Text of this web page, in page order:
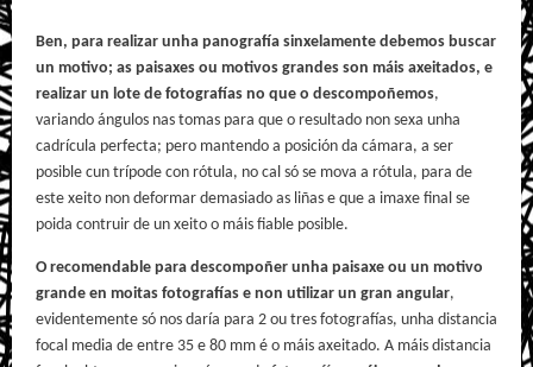
Ben, para realizar unha panografía sinxelamente debemos buscar
un motivo; as paisaxes ou motivos grandes son máis axeitados, e
realizar un lote de fotografías no que o descompoñemos,
variando ángulos nas tomas para que o resultado non sexa unha
cadrícula perfecta; pero mantendo a posición da cámara, a ser
posible cun trípode con rótula, no cal só se mova a rótula, para de
este xeito non deformar demasiado as liñas e que a imaxe final se
poida contruir de un xeito o máis fiable posible.
O recomendable para descompoñer unha paisaxe ou un motivo
grande en moitas fotografías e non utilizar un gran angular,
evidentemente só nos daría para 2 ou tres fotografías, unha distancia
focal media de entre 35 e 80 mm é o máis axeitado. A máis distancia